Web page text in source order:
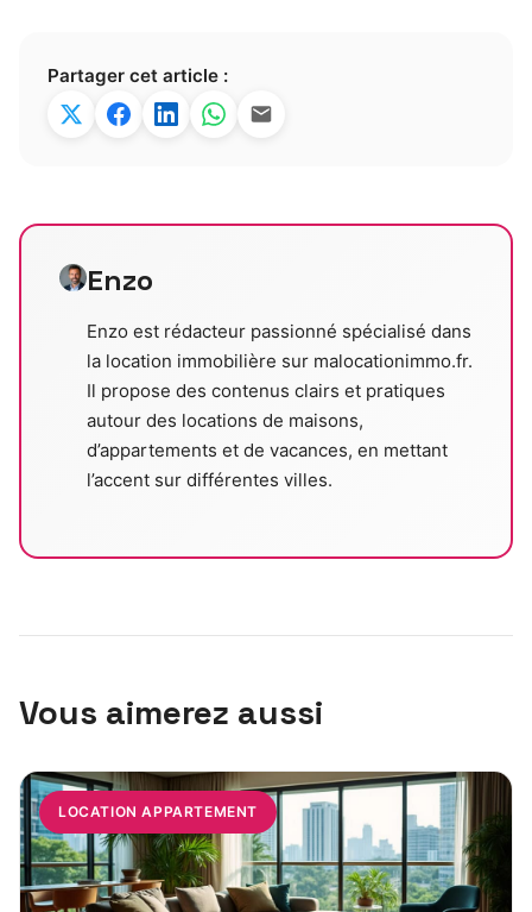
Partager cet article :
Enzo
Enzo est rédacteur passionné spécialisé dans
la location immobilière sur malocationimmo.fr.
Il propose des contenus clairs et pratiques
autour des locations de maisons,
d’appartements et de vacances, en mettant
l’accent sur différentes villes.
Vous aimerez aussi
LOCATION APPARTEMENT